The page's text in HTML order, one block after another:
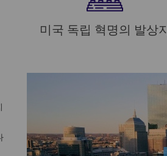
미국 독립 혁명의 발상지